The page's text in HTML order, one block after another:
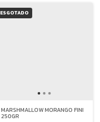
ESGOTADO
MARSHMALLOW MORANGO FINI
250GR